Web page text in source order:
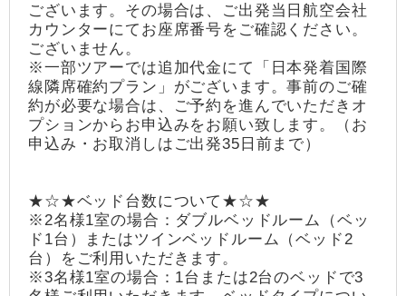
ございます。その場合は、ご出発当日航空会社
カウンターにてお座席番号をご確認ください。
ございません。
※一部ツアーでは追加代金にて「日本発着国際
線隣席確約プラン」がございます。事前のご確
約が必要な場合は、ご予約を進んでいただきオ
プションからお申込みをお願い致します。（お
申込み・お取消しはご出発35日前まで）
★☆★ベッド台数について★☆★
※2名様1室の場合：ダブルベッドルーム（ベッ
ド1台）またはツインベッドルーム（ベッド2
台）をご利用いただきます。
※3名様1室の場合：1台または2台のベッドで3